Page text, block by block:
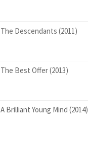
The Descendants (2011)
The Best Offer (2013)
A Brilliant Young Mind (2014)